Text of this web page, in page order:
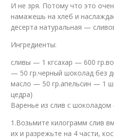
И не зря. Потому что это
намажешь на хлеб и
десерта натуральная —
Ингредиенты:
сливы — 1 кгсахар — 600
— 50 гр.черный шоколад без
масло — 50 гр.апельсин — 1
цедра)
Варенье из слив с
1.Возьмите килограмм слив
их и разрежьте на 4 части,